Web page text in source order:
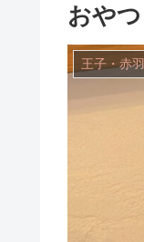
おやつ
王子・赤